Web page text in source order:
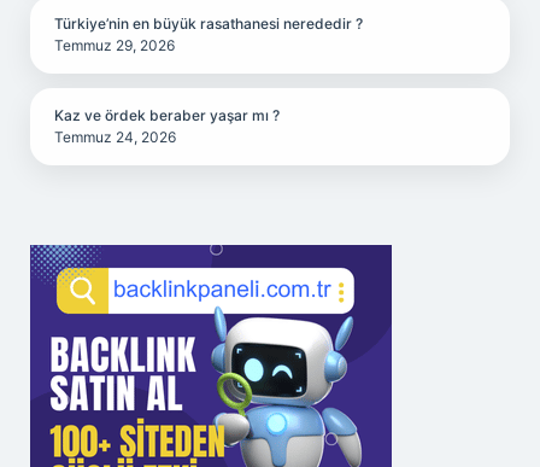
Türkiye’nin en büyük rasathanesi nerededir ?
Temmuz 29, 2026
Kaz ve ördek beraber yaşar mı ?
Temmuz 24, 2026